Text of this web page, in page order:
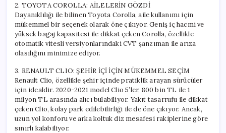
2. TOYOTA COROLLA: AİLELERİN GÖZDİ
Dayanıklılığı ile bilinen Toyota Corolla, aile kullanımı için
mükemmel bir seçenek olarak öne çıkıyor. Geniş iç hacmi ve
yüksek bagaj kapasitesi ile dikkat çeken Corolla, özellikle
otomatik vitesli versiyonlarındaki CVT şanzıman ile arıza
olasılığını minimize ediyor.
3. RENAULT CLIO: ŞEHİR İÇİ İÇİN MÜKEMMEL SEÇİM
Renault Clio, özellikle şehir içinde pratiklik arayan sürücüler
için idealdir. 2020-2021 model Clio 5’ler, 800 bin TL ile 1
milyon TL arasında alıcı bulabiliyor. Yakıt tasarrufu ile dikkat
çeken Clio, kolay park edilebilirliği ile de öne çıkıyor. Ancak,
uzun yol konforu ve arka koltuk diz mesafesi rakiplerine göre
sınırlı kalabiliyor.